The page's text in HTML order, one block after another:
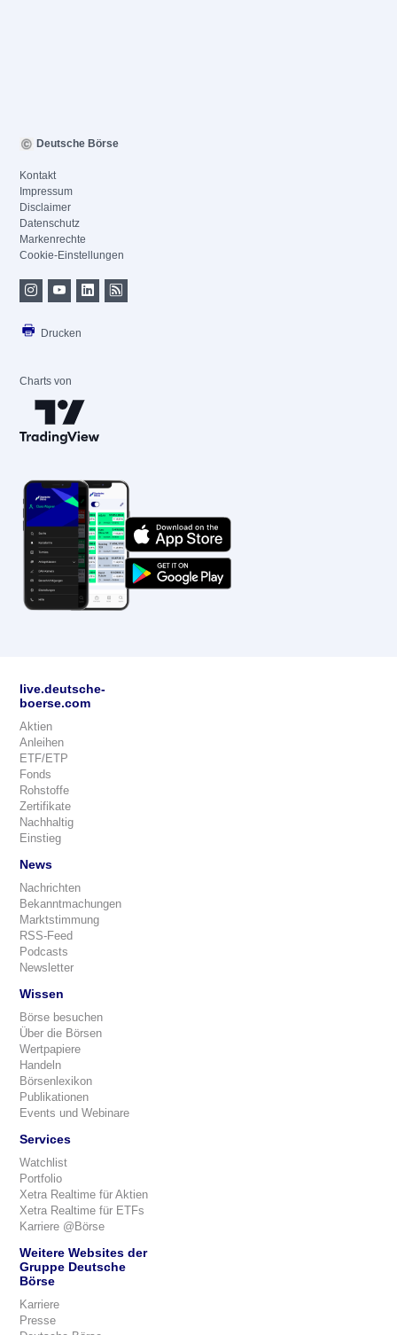
Deutsche Börse
Kontakt
Impressum
Disclaimer
Datenschutz
Markenrechte
Cookie-Einstellungen
Drucken
Charts von
live.deutsche-
boerse.com
Aktien
Anleihen
ETF/ETP
Fonds
Rohstoffe
Zertifikate
Nachhaltig
Einstieg
News
Nachrichten
Bekanntmachungen
Marktstimmung
RSS-Feed
Podcasts
Newsletter
Wissen
Börse besuchen
Über die Börsen
Wertpapiere
Handeln
Börsenlexikon
Publikationen
Events und Webinare
Services
Watchlist
Portfolio
Xetra Realtime für Aktien
Xetra Realtime für ETFs
Karriere @Börse
Weitere Websites der
Gruppe Deutsche
Börse
Karriere
Presse